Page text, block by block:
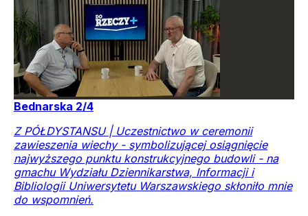
Bednarska 2/4
Z PÓŁDYSTANSU | Uczestnictwo w ceremonii
zawieszenia wiechy - symbolizującej osiągnięcie
najwyższego punktu konstrukcyjnego budowli - na
gmachu Wydziału Dziennikarstwa, Informacji i
Bibliologii Uniwersytetu Warszawskiego skłoniło mnie
do wspomnień.